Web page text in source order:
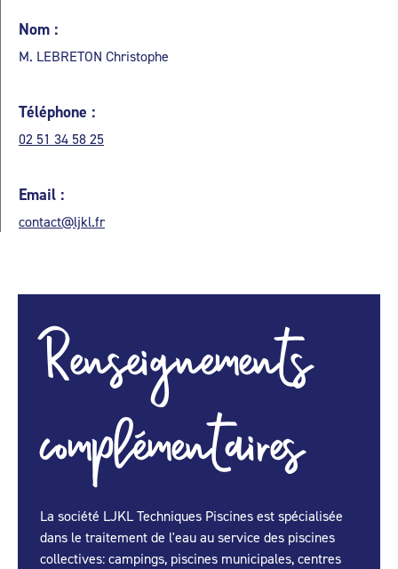
Nom :
M. LEBRETON Christophe
Téléphone :
02 51 34 58 25
Email :
contact@ljkl.fr
Renseignements
complémentaires
La société LJKL Techniques Piscines est spécialisée
dans le traitement de l'eau au service des piscines
collectives: campings, piscines municipales, centres